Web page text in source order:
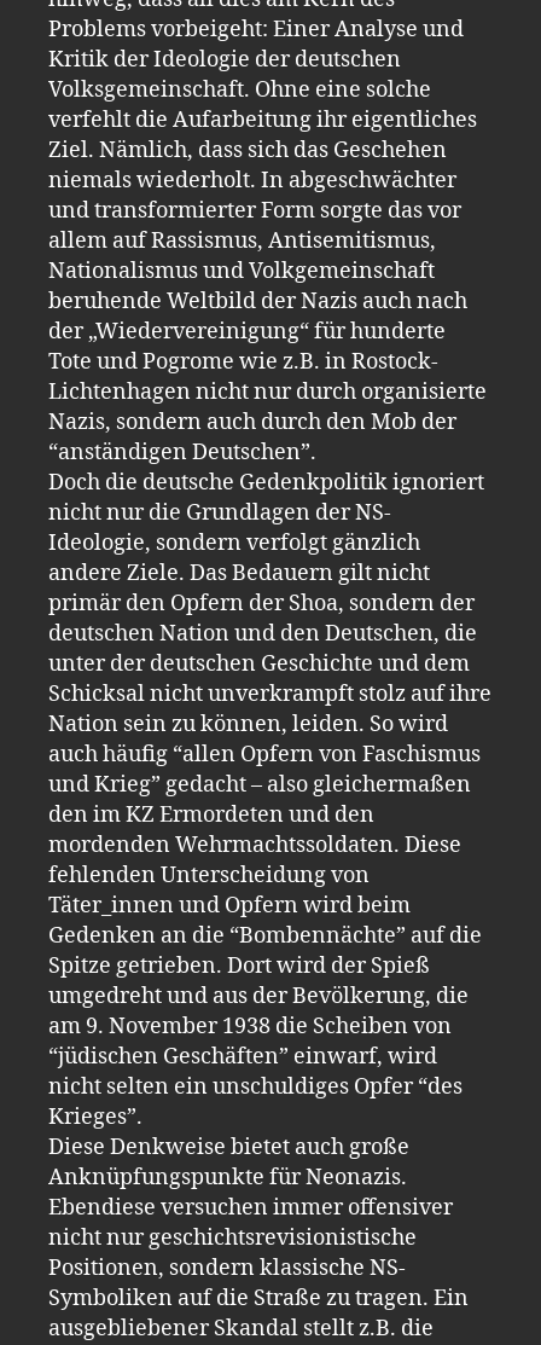
Problems vorbeigeht: Einer Analyse und
Kritik der Ideologie der deutschen
Volksgemeinschaft. Ohne eine solche
verfehlt die Aufarbeitung ihr eigentliches
Ziel. Nämlich, dass sich das Geschehen
niemals wiederholt. In abgeschwächter
und transformierter Form sorgte das vor
allem auf Rassismus, Antisemitismus,
Nationalismus und Volkgemeinschaft
beruhende Weltbild der Nazis auch nach
der „Wiedervereinigung“ für hunderte
Tote und Pogrome wie z.B. in Rostock-
Lichtenhagen nicht nur durch organisierte
Nazis, sondern auch durch den Mob der
“anständigen Deutschen”.
Doch die deutsche Gedenkpolitik ignoriert
nicht nur die Grundlagen der NS-
Ideologie, sondern verfolgt gänzlich
andere Ziele. Das Bedauern gilt nicht
primär den Opfern der Shoa, sondern der
deutschen Nation und den Deutschen, die
unter der deutschen Geschichte und dem
Schicksal nicht unverkrampft stolz auf ihre
Nation sein zu können, leiden. So wird
auch häufig “allen Opfern von Faschismus
und Krieg” gedacht – also gleichermaßen
den im KZ Ermordeten und den
mordenden Wehrmachtssoldaten. Diese
fehlenden Unterscheidung von
Täter_innen und Opfern wird beim
Gedenken an die “Bombennächte” auf die
Spitze getrieben. Dort wird der Spieß
umgedreht und aus der Bevölkerung, die
am 9. November 1938 die Scheiben von
“jüdischen Geschäften” einwarf, wird
nicht selten ein unschuldiges Opfer “des
Krieges”.
Diese Denkweise bietet auch große
Anknüpfungspunkte für Neonazis.
Ebendiese versuchen immer offensiver
nicht nur geschichtsrevisionistische
Positionen, sondern klassische NS-
Symboliken auf die Straße zu tragen. Ein
ausgebliebener Skandal stellt z.B. die